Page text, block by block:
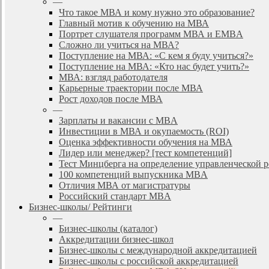
Что такое МВА и кому нужно это образование?
Главный мотив к обучению на МВА
Портрет слушателя программ МВА и EMBA
Сложно ли учиться на МВА?
Поступление на МВА: «С кем я буду учиться?»
Поступление на МВА: «Кто нас будет учить?»
МВА: взгляд работодателя
Карьерные траектории после МВА
Рост доходов после МВА
—
Зарплаты и вакансии с MBA
Инвестиции в МВА и окупаемость (ROI)
Оценка эффективности обучения на МВА
Лидер или менеджер? [тест компетенций]
Тест Минцберга на определение управленческой
100 компетенций выпускника MBA
Отличия МВА от магистратуры
Российский стандарт MBA
Бизнес-школы/ Рейтинги
—
Бизнес-школы (каталог)
Аккредитации бизнес-школ
Бизнес-школы с международной аккредитацией
Бизнес-школы с российской аккредитацией